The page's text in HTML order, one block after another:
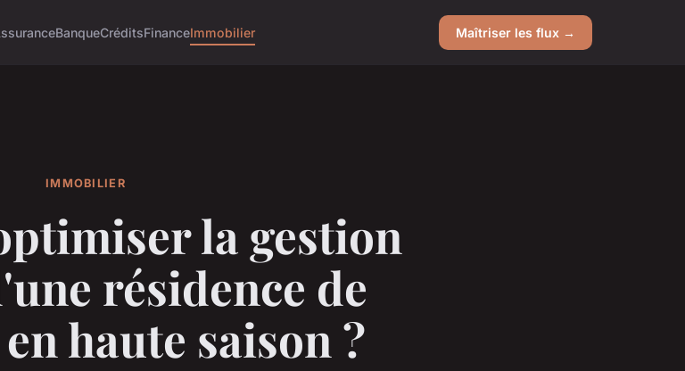
BanqueCréditsFinanceImmobilier Maîtriser les flux →
IMMOBILIER
la gestion
résidence de
haute saison ?